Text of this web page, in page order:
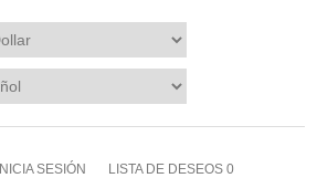
INICIA SESIÓN LISTA DE DESEOS 0